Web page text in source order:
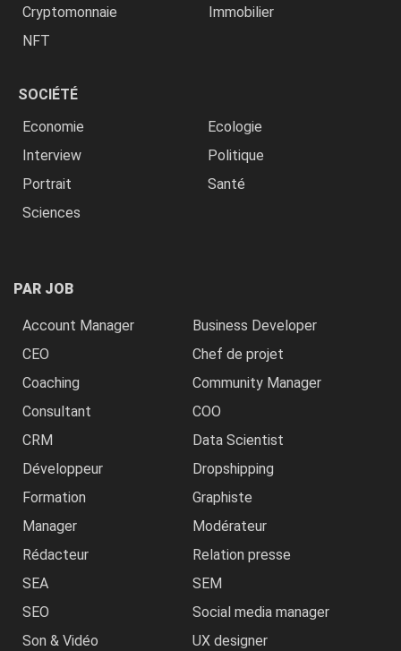
Cryptomonnaie
Immobilier
NFT
SOCIÉTÉ
Economie
Ecologie
Interview
Politique
Portrait
Santé
Sciences
PAR JOB
Account Manager
Business Developer
CEO
Chef de projet
Coaching
Community Manager
Consultant
COO
CRM
Data Scientist
Développeur
Dropshipping
Formation
Graphiste
Manager
Modérateur
Rédacteur
Relation presse
SEA
SEM
SEO
Social media manager
Son & Vidéo
UX designer